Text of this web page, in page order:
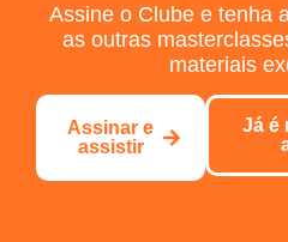
Assine o Clube e tenha
as outras
materiais
Assinar e
assistir
Já é